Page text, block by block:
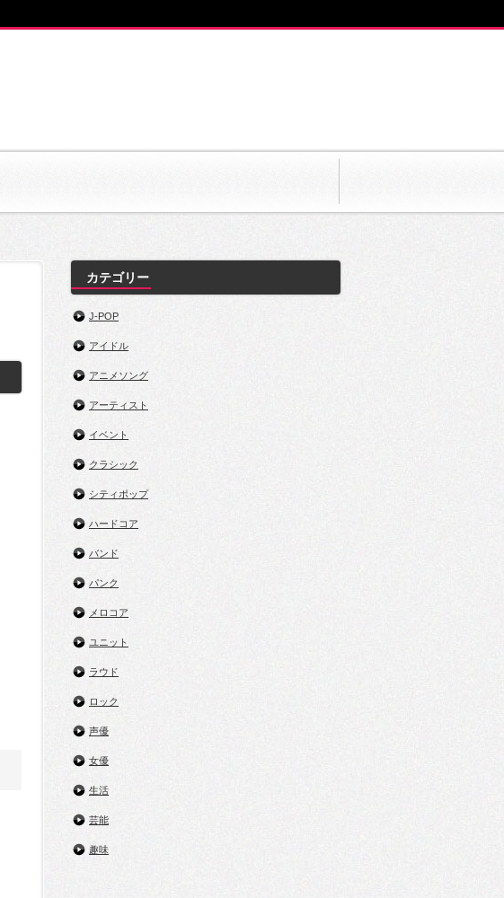
カテゴリー
J-POP
アイドル
アニメソング
アーティスト
イベント
クラシック
シティポップ
ハードコア
バンド
パンク
メロコア
ユニット
ラウド
ロック
声優
女優
生活
芸能
趣味